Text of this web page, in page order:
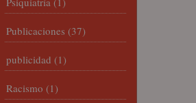
Publicaciones (37)
publicidad (1)
Racismo (1)